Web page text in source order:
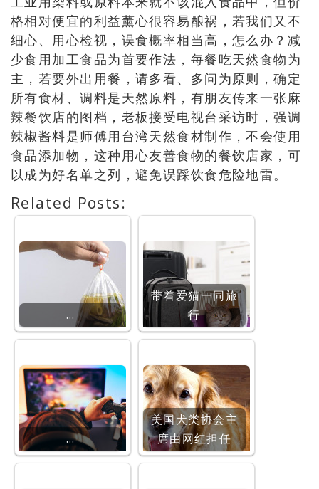
格相对便宜的利益薰心很容易酿祸，若我们又不
细心、用心检视，误食概率相当高，怎么办？减
少食用加工食品为首要作法，每餐吃天然食物为
主，若要外出用餐，请多看、多问为原则，确定
所有食材、调料是天然原料，有朋友传来一张麻
辣餐饮店的图档，老板接受电视台采访时，强调
辣椒酱料是师傅用台湾天然食材制作，不会使用
食品添加物，这种用心友善食物的餐饮店家，可
以成为好名单之列，避免误踩饮食危险地雷。
Related Posts:
…
带着爱猫一同旅
行
…
美国犬类协会主
席由网红担任